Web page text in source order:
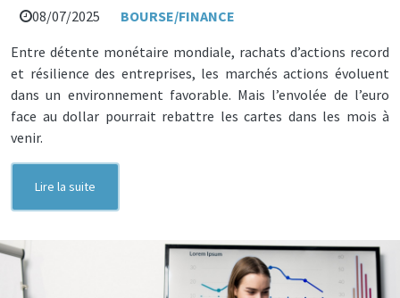
08/07/2025
BOURSE/FINANCE
Entre détente monétaire mondiale, rachats d’actions record
et résilience des entreprises, les marchés actions évoluent
dans un environnement favorable. Mais l’envolée de l’euro
face au dollar pourrait rebattre les cartes dans les mois à
venir.
Lire la suite